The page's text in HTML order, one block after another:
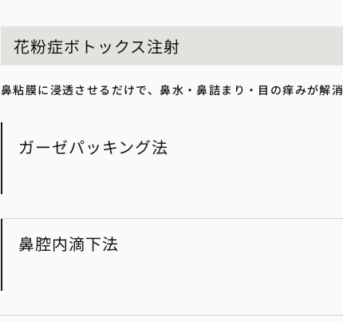
花粉症ボトックス注射
鼻粘膜に浸透させるだけで、鼻水・鼻詰まり・目の痒みが解消
ガーゼパッキング法
鼻腔内滴下法